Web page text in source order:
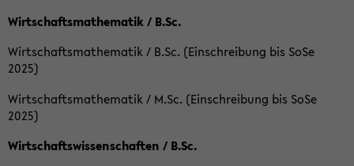
Wirtschaftsmathematik / B.Sc.
Wirtschaftsmathematik / B.Sc. (Einschreibung bis SoSe
2025)
Wirtschaftsmathematik / M.Sc. (Einschreibung bis SoSe
2025)
Wirtschaftswissenschaften / B.Sc.